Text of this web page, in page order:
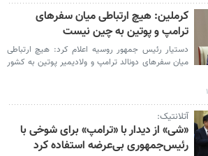
کرملین: هیچ ارتباطی میان سفرهای
ترامپ و پوتین به چین نیست
دستیار رئیس‌ جمهور روسیه اعلام کرد: هیچ ارتباطی
میان سفرهای دونالد ترامپ و ولادیمیر پوتین به کشور
آتلانتیک:
«شی» از دیدار با «ترامپ» برای شوخی با
رئیس‌جمهوری بی‌عرضه استفاده کرد